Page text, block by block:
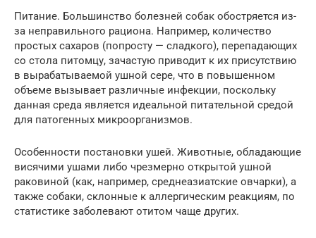
Питание. Большинство болезней собак обостряется из-
за неправильного рациона. Например, количество
простых сахаров (попросту — сладкого), перепадающих
со стола питомцу, зачастую приводит к их присутствию
в вырабатываемой ушной сере, что в повышенном
объеме вызывает различные инфекции, поскольку
данная среда является идеальной питательной средой
для патогенных микроорганизмов.
Особенности постановки ушей. Животные, обладающие
висячими ушами либо чрезмерно открытой ушной
раковиной (как, например, среднеазиатские овчарки), а
также собаки, склонные к аллергическим реакциям, по
статистике заболевают отитом чаще других.